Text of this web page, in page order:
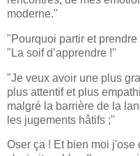
moderne."
"Pourquoi partir et
"La soif d’apprendre !"
"Je veux avoir une plus
plus attentif et plus
malgré la barrière de la
les jugements hâtifs ;"
Oser ça ! Et bien moi j'ose